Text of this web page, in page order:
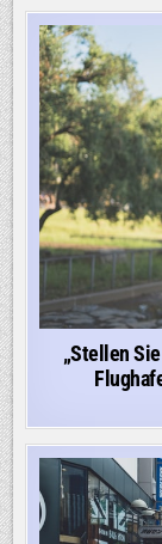
„Stellen